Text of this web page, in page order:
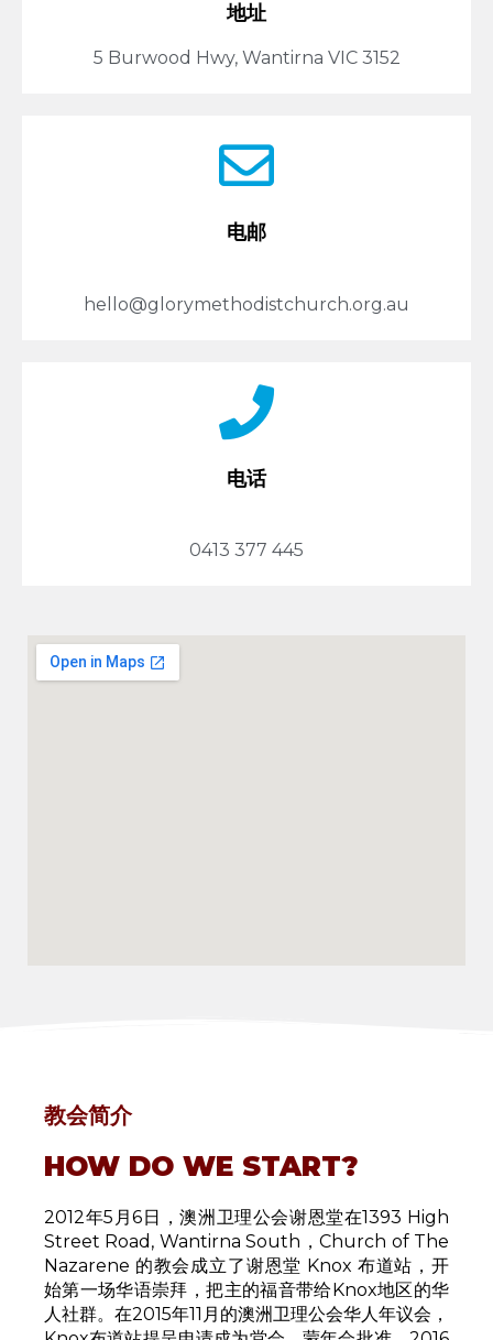
地址
5 Burwood Hwy, Wantirna VIC 3152
电邮
hello@glorymethodistchurch.org.au
电话
0413 377 445
教会简介
HOW DO WE START?
2012年5月6日，澳洲卫理公会谢恩堂在1393 High
Street Road, Wantirna South，Church of The
Nazarene 的教会成立了谢恩堂 Knox 布道站，开
始第一场华语崇拜，把主的福音带给Knox地区的华
人社群。在2015年11月的澳洲卫理公会华人年议会，